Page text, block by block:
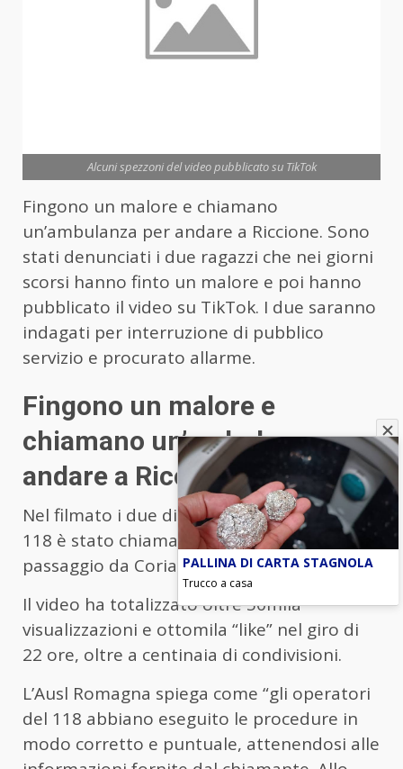
Alcuni spezzoni del video pubblicato su TikTok
Fingono un malore e chiamano
un’ambulanza per andare a Riccione. Sono
stati denunciati i due ragazzi che nei giorni
scorsi hanno finto un malore e poi hanno
pubblicato il video su TikTok. I due saranno
indagati per interruzione di pubblico
servizio e procurato allarme.
Fingono un malore e
chiamano un’ambulanza per
andare a Riccione
Nel filmato i due dicono chiaramente che il
118 è stato chiamato per “scroccare un
passaggio da Coriano” fino a Riccione.
Il video ha totalizzato oltre 50mila
visualizzazioni e ottomila “like” nel giro di
22 ore, oltre a centinaia di condivisioni.
L’Ausl Romagna spiega come “gli operatori
del 118 abbiano eseguito le procedure in
modo corretto e puntuale, attenendosi alle
PALLINA DI CARTA STAGNOLA
Trucco a casa